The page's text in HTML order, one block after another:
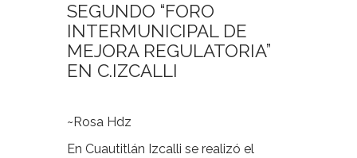
Contacto
SEGUNDO “FORO
INTERMUNICIPAL DE
MEJORA REGULATORIA”
EN C.IZCALLI
~Rosa Hdz
En Cuautitlán Izcalli se realizó el